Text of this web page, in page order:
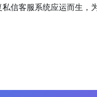
信客服系统应运而生